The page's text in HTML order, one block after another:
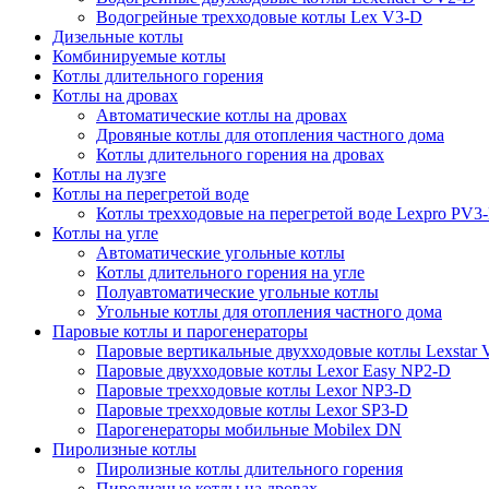
Водогрейные трехходовые котлы Lex V3-D
Дизельные котлы
Комбинируемые котлы
Котлы длительного горения
Котлы на дровах
Автоматические котлы на дровах
Дровяные котлы для отопления частного дома
Котлы длительного горения на дровах
Котлы на лузге
Котлы на перегретой воде
Котлы трехходовые на перегретой воде Lexpro
Котлы на угле
Автоматические угольные котлы
Котлы длительного горения на угле
Полуавтоматические угольные котлы
Угольные котлы для отопления частного дома
Паровые котлы и парогенераторы
Паровые вертикальные двухходовые котлы Lexstar
Паровые двухходовые котлы Lexor Easy NP2-D
Паровые трехходовые котлы Lexor NP3-D
Паровые трехходовые котлы Lexor SP3-D
Парогенераторы мобильные Mobilex DN
Пиролизные котлы
Пиролизные котлы длительного горения